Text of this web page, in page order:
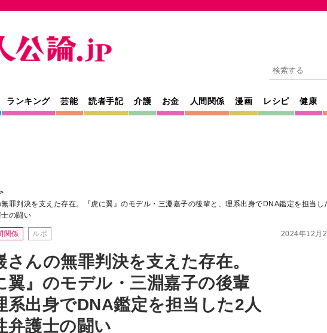
ランキング 芸能 読者手記 介護 お金 人間関係 漫画 レシピ 健康
さんの無罪判決を支えた存在。
翼』のモデル・三淵嘉子の後輩
系出身でDNA鑑定を担当した2人
弁護士の闘い
58年の長い闘い
雄 ジャーナリスト